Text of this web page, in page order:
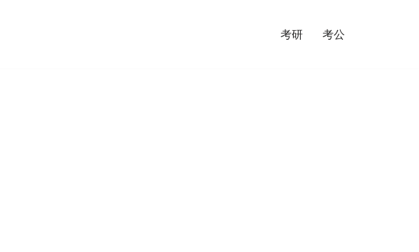
考研 考公